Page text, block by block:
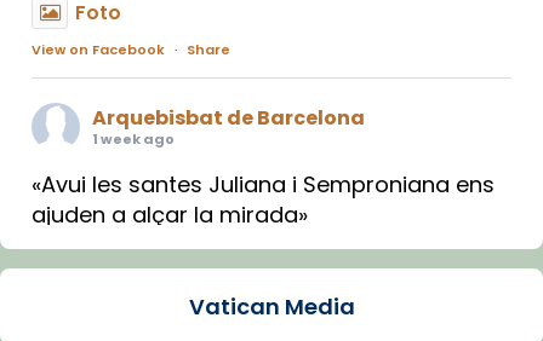
Foto
View on Facebook · Share
Arquebisbat de Barcelona
1 week ago
«Avui les santes Juliana i Semproniana ens
ajuden a alçar la mirada»
Mons. Sergi Gordo, bisbe de Tortosa, ha
Santes de Mataró.Vatican Media